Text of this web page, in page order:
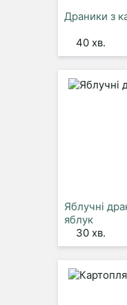
Драники з
40 хв.
Яблучні
яблук
30 хв.